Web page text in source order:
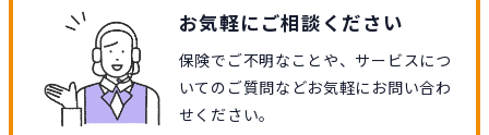
お気軽にご相談ください
保険でご不明なことや、サービスにつ
いてのご質問などお気軽にお問い合わ
せください。